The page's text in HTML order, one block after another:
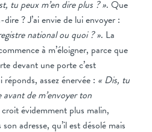
tu peux m’en dire plus ? ». Que
? J’ai envie de lui envoyer :
national ou quoi ? ». La
à m’éloigner, parce que
devant une porte c’est
assez énervée : « Dis, tu
de m’envoyer ton
évidemment plus malin,
adresse, qu’il est désolé mais